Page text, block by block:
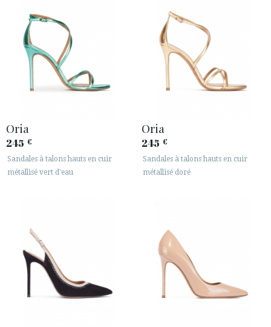
 
ESPACE CLIENTS B2B
SECURE WEB SSL CERTIFICATE © 2026 PURA LOPEZ
Oria
245 €
Sandales à talons hauts en cuir
métallisé vert d'eau
Oria
245 €
Sandales à talons hauts en cuir
métallisé doré